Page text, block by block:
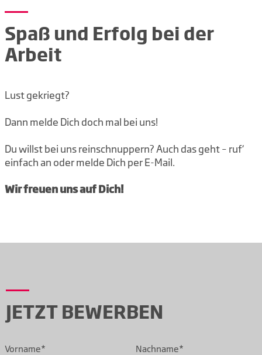
Spaß und Erfolg bei der
Arbeit
Lust gekriegt?
Dann melde Dich doch mal bei uns!
Du willst bei uns reinschnuppern? Auch das geht – ruf‘
einfach an oder melde Dich per E-Mail.
Wir freuen uns auf Dich!
JETZT BEWERBEN
Vorname* Nachname*